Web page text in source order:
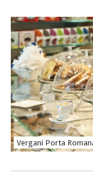
Vergani Porta